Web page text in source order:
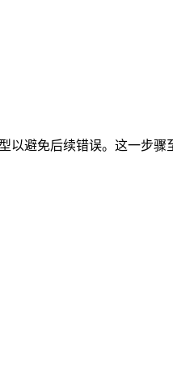
以避免后续错误。这一步骤